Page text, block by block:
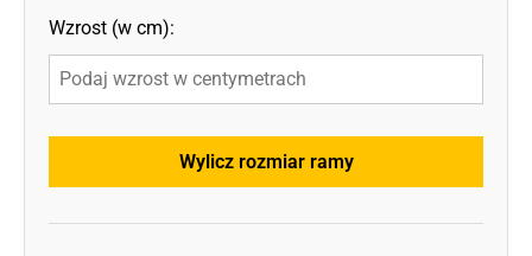
Wzrost (w cm):
Wylicz rozmiar ramy